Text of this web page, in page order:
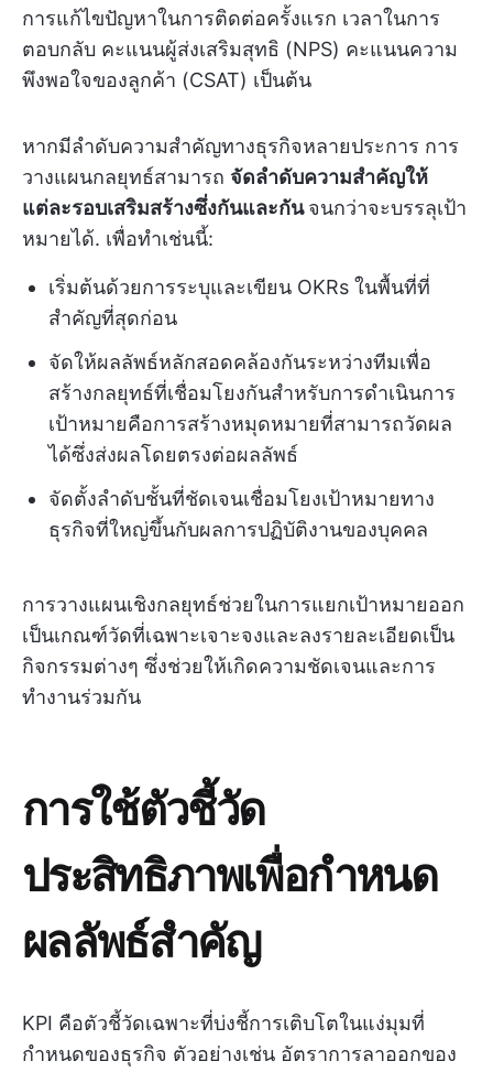
การแก้ไขปัญหาในการติดต่อครั้งแรก เวลาในการ
ตอบกลับ คะแนนผู้ส่งเสริมสุทธิ (NPS) คะแนนความ
พึงพอใจของลูกค้า (CSAT) เป็นต้น
หากมีลำดับความสำคัญทางธุรกิจหลายประการ การ
วางแผนกลยุทธ์สามารถ จัดลำดับความสำคัญให้
แต่ละรอบเสริมสร้างซึ่งกันและกันจนกว่าจะบรรลุเป้า
หมายได้. เพื่อทำเช่นนี้:
เริ่มต้นด้วยการระบุและเขียน OKRs ในพื้นที่ที่
สำคัญที่สุดก่อน
จัดให้ผลลัพธ์หลักสอดคล้องกันระหว่างทีมเพื่อ
สร้างกลยุทธ์ที่เชื่อมโยงกันสำหรับการดำเนินการ
เป้าหมายคือการสร้างหมุดหมายที่สามารถวัดผล
ได้ซึ่งส่งผลโดยตรงต่อผลลัพธ์
จัดตั้งลำดับชั้นที่ชัดเจนเชื่อมโยงเป้าหมายทาง
ธุรกิจที่ใหญ่ขึ้นกับผลการปฏิบัติงานของบุคคล
การวางแผนเชิงกลยุทธ์ช่วยในการแยกเป้าหมายออก
เป็นเกณฑ์วัดที่เฉพาะเจาะจงและลงรายละเอียดเป็น
กิจกรรมต่างๆ ซึ่งช่วยให้เกิดความชัดเจนและการ
ทำงานร่วมกัน
การใช้ตัวชี้วัด
ประสิทธิภาพเพื่อกำหนด
ผลลัพธ์สำคัญ
KPI คือตัวชี้วัดเฉพาะที่บ่งชี้การเติบโตในแง่มุมที่
กำหนดของธุรกิจ ตัวอย่างเช่น อัตราการลาออกของ